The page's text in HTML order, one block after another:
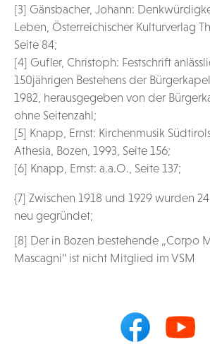
[3] Gänsbacher, Johann:
Leben, Österreichischer Kulturverlag
Seite 84;
[4] Gufler, Christoph: Festschrift
150jährigen Bestehens der
1982, herausgegeben von der
ohne Seitenzahl;
[5] Knapp, Ernst: Kirchenmusik
Athesia, Bozen, 1993, Seite 156;
[6] Knapp, Ernst: a.a.O., Seite 137;
{7] Zwischen 1918 und 1929 wurden
neu gegründet;
[8] Der in Bozen bestehende „Corpo
Mascagni“ ist nicht Mitglied im VSM